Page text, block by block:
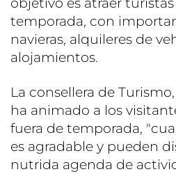
temporada, con
navieras, alquileres de
alojamientos.
La consellera de
ha animado a los
fuera de temporada,
es agradable y pueden
nutrida agenda de